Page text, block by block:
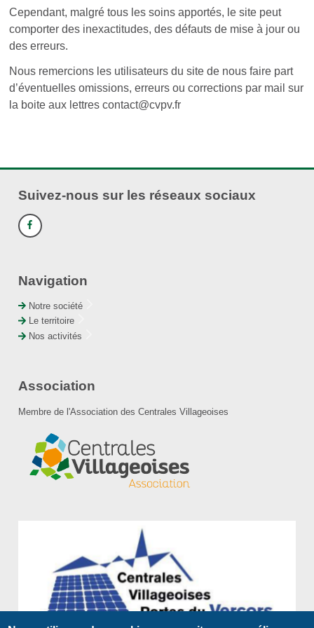
Cependant, malgré tous les soins apportés, le site peut
comporter des inexactitudes, des défauts de mise à jour ou
des erreurs.
Nous remercions les utilisateurs du site de nous faire part
d’éventuelles omissions, erreurs ou corrections par mail sur
la boite aux lettres contact@cvpv.fr
Suivez-nous sur les réseaux sociaux
Navigation
Notre société
Le territoire
Nos activités
Association
Membre de l'Association des Centrales Villageoises